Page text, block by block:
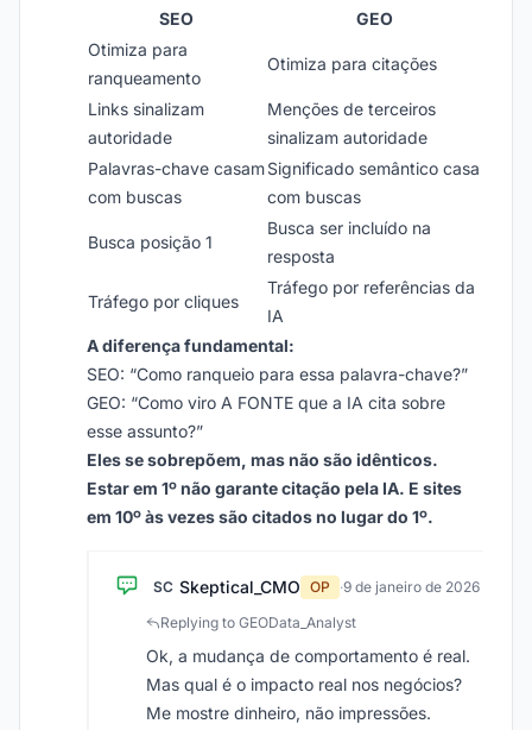
SEO
GEO
Otimiza para
ranqueamento
Otimiza para citações
Links sinalizam
autoridade
Menções de terceiros
sinalizam autoridade
Palavras-chave casam
com buscas
Significado semântico casa
com buscas
Busca posição 1
Busca ser incluído na
resposta
Tráfego por cliques
Tráfego por referências da
IA
A diferença fundamental:
SEO: “Como ranqueio para essa palavra-chave?”
GEO: “Como viro A FONTE que a IA cita sobre
esse assunto?”
Eles se sobrepõem, mas não são idênticos.
Estar em 1º não garante citação pela IA. E sites
em 10º às vezes são citados no lugar do 1º.
SC Skeptical_CMO OP ·9 de janeiro de 2026
Replying to GEOData_Analyst
Ok, a mudança de comportamento é real.
Mas qual é o impacto real nos negócios?
Me mostre dinheiro, não impressões.